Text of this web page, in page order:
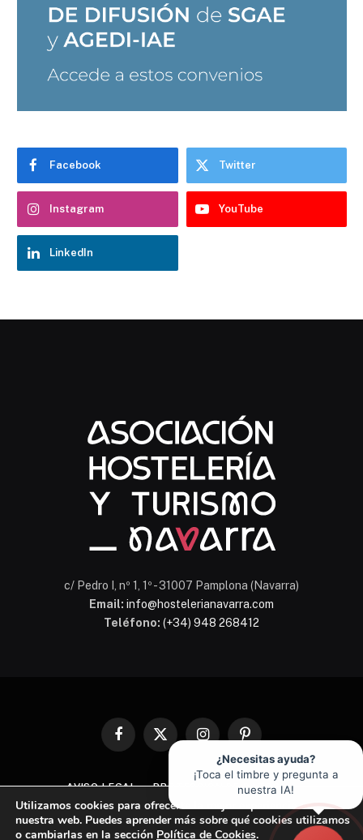
Facebook Twitter
Instagram YouTube
LinkedIn
¿Necesitas ayuda?
¡Toca el timbre y pregunta a
nuestra IA!
Chatbot Hostelería Navarra
En línea
c/ Pedro I, nº 1, 1º - 31007 Pamplona (Navarra)
Email: info@hostelerianavarra.com
Teléfono: (+34) 948 268412
Facebook
X
(Twitter)
InstagramPinterest
AVISO LEGAL PROTECCIÓN DE DATOS
POLÍTICA DE COOKIES
Utilizamos cookies para ofrecerte la mejor experiencia en
nuestra web. Puedes aprender más sobre qué cookies utilizamos
o cambiarlas en la sección Política de Cookies.